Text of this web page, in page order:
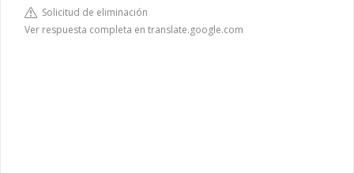
Solicitud de eliminación
Ver respuesta completa en translate.google.com